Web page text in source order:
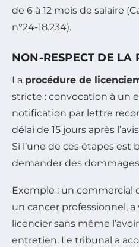
de 6 à 12 mois de salaire
n°24-18.234).
NON-RESPECT DE LA
La procédure de
stricte : convocation à un
notification par lettre
délai de 15 jours après
Si l’une de ces étapes est
demander des
Exemple : un commercial
un cancer professionnel,
licencier sans même
entretien. Le tribunal a